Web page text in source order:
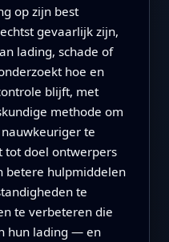
op zijn best
gevaarlijk zijn,
lading, schade of
hoe en
blijft, met
methode om
te
tot doel ontwerpers
betere hulpmiddelen
te
te verbeteren die
hun lading — en